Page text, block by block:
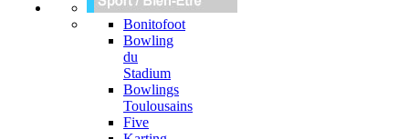
Bonitofoot
Bowling
du
Stadium
Bowlings
Toulousains
Five